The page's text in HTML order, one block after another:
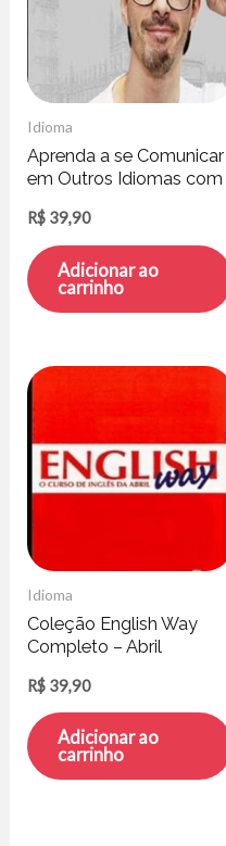
Idioma
Aprenda a se Comunicar
em Outros Idiomas com
Vergara
R$ 39,90
Adicionar ao
carrinho
Idioma
Coleção English Way
Completo – Abril
R$ 39,90
Adicionar ao
carrinho